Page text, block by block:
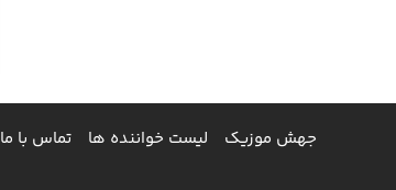
جهش موزیک لیست خواننده ها تماس با ما